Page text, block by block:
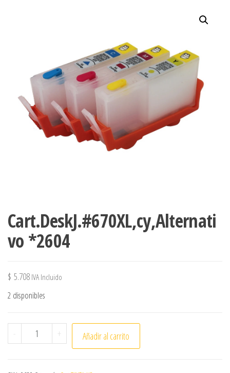
Cart.DeskJ.#670XL,cy,Alternati
vo *2604
$ 5.708 IVA Incluido
2 disponibles
- Cart.DeskJ.#670XL,cy,Alternativo *2604 cantidad
+ Añadir al carrito